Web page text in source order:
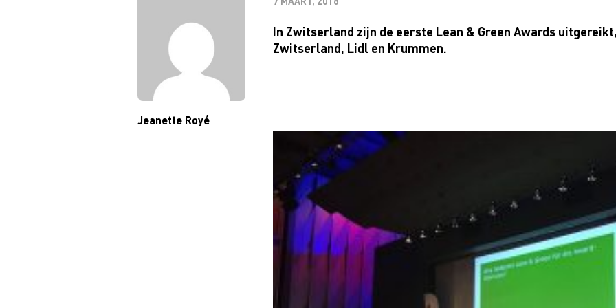
Jeanette Royé
In Zwitserland zijn de eerste Lean & Green Awards
Zwitserland, Lidl en Krummen.